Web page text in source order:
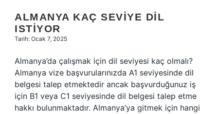
ALMANYA KAÇ SEVIYE DIL
ISTIYOR
Tarih: Ocak 7, 2025
Almanya’da çalışmak için dil seviyesi kaç olmalı?
Almanya vize başvurularınızda A1 seviyesinde dil
belgesi talep etmektedir ancak başvurduğunuz iş
için B1 veya C1 seviyesinde dil belgesi talep etme
hakkı bulunmaktadır. Almanya’ya gitmek için hangi